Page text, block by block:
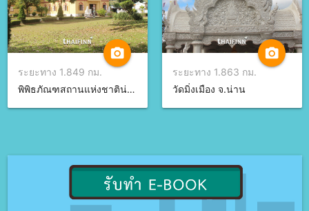
camera_alt
ระยะทาง 1.849 กม.
พิพิธภัณฑสถานแห่งชาติน่าน จ.น่าน
camera_alt
ระยะทาง 1.863 กม.
วัดมิ่งเมือง จ.น่าน